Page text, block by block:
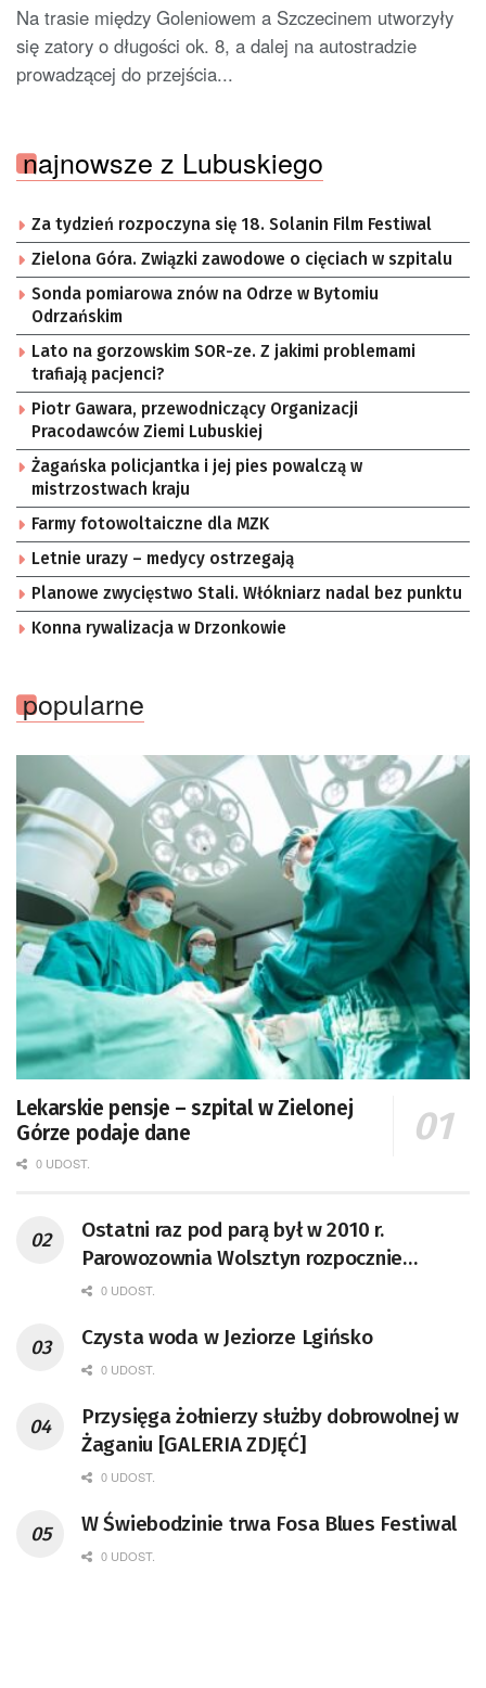
Na trasie między Goleniowem a Szczecinem utworzyły
się zatory o długości ok. 8, a dalej na autostradzie
prowadzącej do przejścia...
najnowsze z Lubuskiego
Za tydzień rozpoczyna się 18. Solanin Film Festiwal
Zielona Góra. Związki zawodowe o cięciach w szpitalu
Sonda pomiarowa znów na Odrze w Bytomiu
Odrzańskim
Lato na gorzowskim SOR-ze. Z jakimi problemami
trafiają pacjenci?
Piotr Gawara, przewodniczący Organizacji
Pracodawców Ziemi Lubuskiej
Żagańska policjantka i jej pies powalczą w
mistrzostwach kraju
Farmy fotowoltaiczne dla MZK
Letnie urazy – medycy ostrzegają
Planowe zwycięstwo Stali. Włókniarz nadal bez punktu
Konna rywalizacja w Drzonkowie
popularne
Lekarskie pensje – szpital w Zielonej
Górze podaje dane
0 UDOST.
Ostatni raz pod parą był w 2010 r.
Parowozownia Wolsztyn rozpocznie
remont unikatowego Tr5-65
0 UDOST.
Czysta woda w Jeziorze Lgińsko
0 UDOST.
Przysięga żołnierzy służby dobrowolnej w
Żaganiu [GALERIA ZDJĘĆ]
0 UDOST.
W Świebodzinie trwa Fosa Blues Festiwal
0 UDOST.